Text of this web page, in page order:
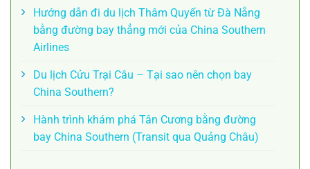
Hướng dẫn đi du lịch Thâm Quyến từ Đà Nẵng
bằng đường bay thẳng mới của China Southern
Airlines
Du lịch Cửu Trại Câu – Tại sao nên chọn bay
China Southern?
Hành trình khám phá Tân Cương bằng đường
bay China Southern (Transit qua Quảng Châu)